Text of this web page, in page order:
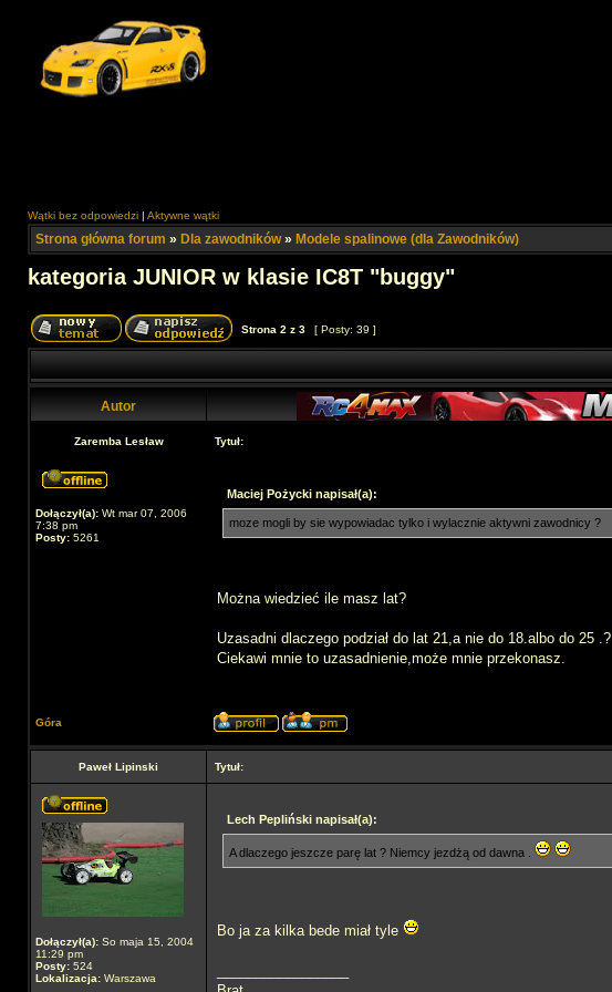
Wątki bez odpowiedzi | Aktywne wątki
Strona główna forum » Dla zawodników» Modele spalinowe (dla Zawodników)
kategoria JUNIOR w klasie IC8T "buggy"
Strona 2 z 3 [ Posty: 39 ]
Autor
Zaremba Lesław Tytuł:
Dołączył(a): Wt mar 07, 2006
7:38 pm
Posty: 5261
Maciej Pożycki napisał(a):
moze mogli by sie wypowiadac tylko i wylacznie aktywni zawodnicy ?
Można wiedzieć ile masz lat?
Uzasadni dlaczego podział do lat 21,a nie do 18.albo do 25 .?
Ciekawi mnie to uzasadnienie,może mnie przekonasz.
Góra
Paweł Lipinski Tytuł:
Dołączył(a): So maja 15, 2004
11:29 pm
Posty: 524
Lokalizacja: Warszawa
Lech Pepliński napisał(a):
A dlaczego jeszcze parę lat ? Niemcy jezdżą od dawna .
Bo ja za kilka bede miał tyle